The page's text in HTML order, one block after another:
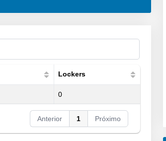
Lockers
0
Anterior 1 Próximo